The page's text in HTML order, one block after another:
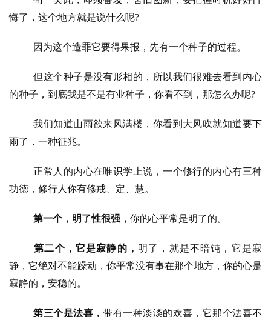
策
法
责
声
悔了，这个地方就是说什么呢?
因为这个造罪它要得果报，先有一个种子的过程。
但这个种子是没有形相的，所以我们很难去看到内心
的种子，到底我是不是有业种子，你看不到，那怎么办呢?
我们知道山雨欲来风满楼，你看到大风吹就知道要下
雨了，一种征兆。
正常人的内心在唯识学上说，一个修行的内心有三种
功德，修行人你有修戒、定、慧。
第一个，明了性很强， 你的心平常是明了的。
第二个，它是寂静的， 明了，就是不暗钝，它是寂
静，它绝对不能躁动，你平常没有事在那个地方，你的心是
寂静的，安稳的。
第三个是法喜，带有一种淡淡的欢喜，它那个法喜不